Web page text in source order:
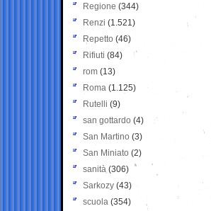
Regione (344)
Renzi (1.521)
Repetto (46)
Rifiuti (84)
rom (13)
Roma (1.125)
Rutelli (9)
san gottardo (4)
San Martino (3)
San Miniato (2)
sanità (306)
Sarkozy (43)
scuola (354)